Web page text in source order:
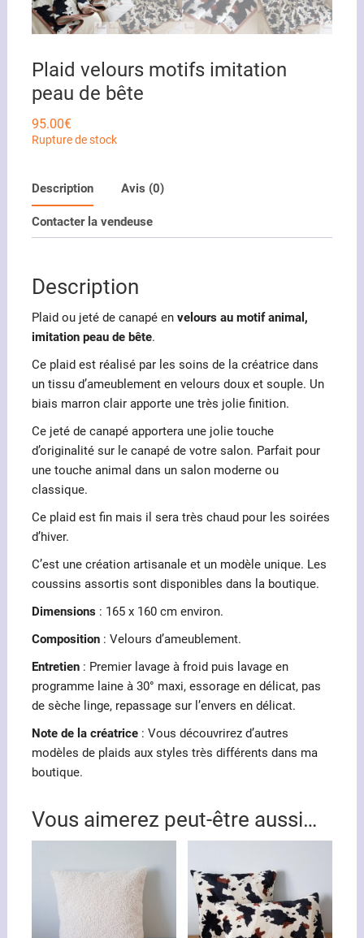
Plaid velours motifs imitation
peau de bête
95.00€
Rupture de stock
Description Avis (0)
Contacter la vendeuse
Description
Plaid ou jeté de canapé en velours au motif animal,
imitation peau de bête.
Ce plaid est réalisé par les soins de la créatrice dans
un tissu d’ameublement en velours doux et souple. Un
biais marron clair apporte une très jolie finition.
Ce jeté de canapé apportera une jolie touche
d’originalité sur le canapé de votre salon. Parfait pour
une touche animal dans un salon moderne ou
classique.
Ce plaid est fin mais il sera très chaud pour les soirées
d’hiver.
C’est une création artisanale et un modèle unique. Les
coussins assortis sont disponibles dans la boutique.
Dimensions: 165 x 160 cm environ.
Composition: Velours d’ameublement.
Entretien: Premier lavage à froid puis lavage en
programme laine à 30° maxi, essorage en délicat, pas
de sèche linge, repassage sur l’envers en délicat.
Note de la créatrice: Vous découvrirez d’autres
modèles de plaids aux styles très différents dans ma
boutique.
Vous aimerez peut-être aussi…